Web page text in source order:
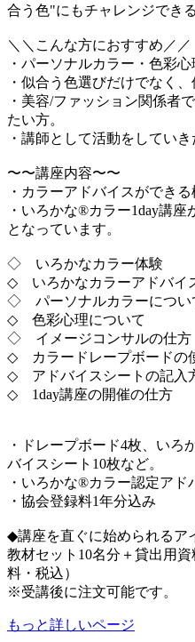
合う色"にもチャレンジでき
＼＼こんな方におすすめ／／
・パーソナルカラー・色彩
・似合う色選びだけでなく
・美容/ファッション関係者
たい方。
・講師として活動をしていき
〜〜講座内容〜〜
・カラーアドバイスができ
・いろかな®カラー1day講
となっています。
◇ いろかなカラー体験
◇ いろかなカラーアドバイ
◇ パーソナルカラーについ
◇ 色彩心理について
◇ イメージコンサルの仕方
◇ カラードレープボードの
◇ アドバイスシートの記入
◇ 1day講座の開催の仕方
・ドレープボード4枚、いろ
バイスシート10枚など。
・いろかな®カラー認定アド
・協会登録料1年分込み
◆講座を直ぐに始められるア
教材セット10名分＋貸出用
料・税込）
※受講後に注文可能です。
もっと詳しいページ